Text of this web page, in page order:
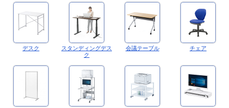
デスク
スタンディングデス
ク
会議テーブル チェア